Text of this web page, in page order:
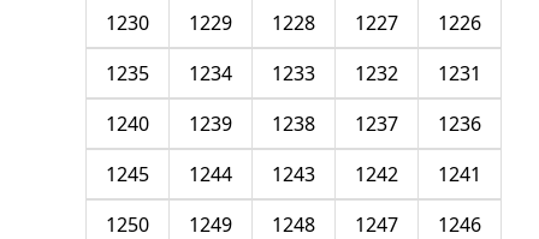
1226
1227
1228
1229
1230
1231
1232
1233
1234
1235
1236
1237
1238
1239
1240
1241
1242
1243
1244
1245
1246
1247
1248
1249
1250